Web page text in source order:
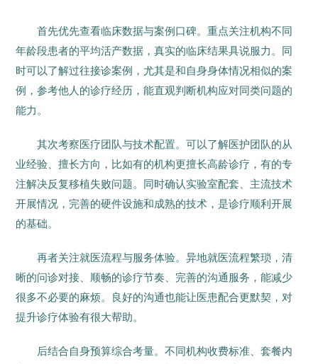
首先优先查看临床数据与案例口碑。重点关注机构不同
年龄段患者的平均活产数据，真实的临床结果具说服力。同
时可以了解过往接诊案例，尤其是和自身身体情况相似的案
例，参考他人的诊疗经历，能直观判断机构应对同类问题的
能力。
其次考察医疗团队与技术配置。可以了解医护团队的从
业经验、擅长方向，比如有的机构更擅长高龄诊疗，有的专
注解决反复移植失败问题。同时确认实验室配套、主流技术
开展情况，完善的硬件设施和成熟的技术，是诊疗顺利开展
的基础。
再者关注就医流程与服务体验。异地就医流程繁琐，清
晰的问诊对接、顺畅的诊疗节奏、完善的沟通服务，能减少
很多不必要的麻烦。良好的沟通也能让医患配合更默契，对
提升诊疗体验有很大帮助。
后结合自身预算综合考量。不同机构收费标准、套餐内